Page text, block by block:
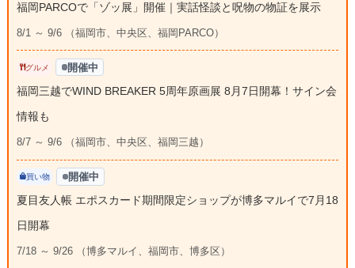
福岡PARCOで「ゾッ展」開催｜実話怪談と呪物の物証を展示
8/1 ～ 9/6 （福岡市、中央区、福岡PARCO）
グルメ 開催中
福岡三越でWIND BREAKER 5周年原画展 8月7日開幕！サイン会
情報も
8/7 ～ 9/6 （福岡市、中央区、福岡三越）
買い物 開催中
夏目友人帳 エポスカード期間限定ショップが博多マルイで7月18
日開幕
7/18 ～ 9/26 （博多マルイ、福岡市、博多区）